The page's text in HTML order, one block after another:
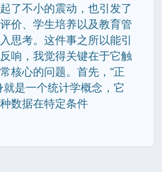
了不小的震动，也引发了
价、学生培养以及教育管
思考。这件事之所以能引
响，我觉得关键在于它触
核心的问题。首先，“正
就是一个统计学概念，它
数据在特定条件